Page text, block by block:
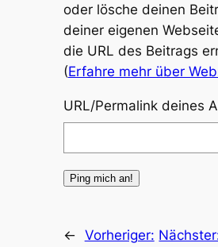
oder lösche deinen
deiner eigenen
die URL des Beitrags
(Erfahre mehr über
URL/Permalink deines
← Vorheriger: